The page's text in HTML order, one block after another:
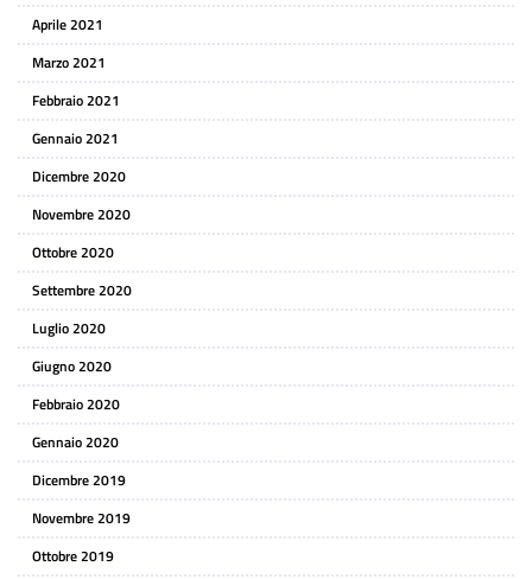
Aprile 2021
Marzo 2021
Febbraio 2021
Gennaio 2021
Dicembre 2020
Novembre 2020
Ottobre 2020
Settembre 2020
Luglio 2020
Giugno 2020
Febbraio 2020
Gennaio 2020
Dicembre 2019
Novembre 2019
Ottobre 2019